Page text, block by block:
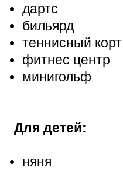
дартс
бильярд
теннисный корт
фитнес центр
минигольф
Для детей:
няня